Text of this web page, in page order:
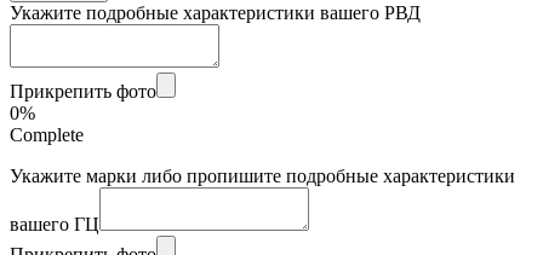
Укажите подробные характеристики вашего РВД
Прикрепить фото
0%
Complete
Укажите марки либо пропишите подробные характеристики
вашего ГЦ